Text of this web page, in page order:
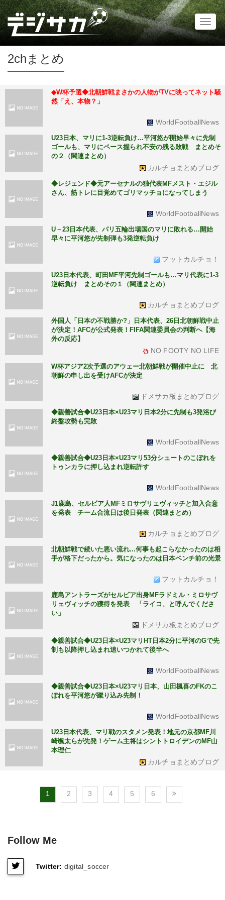
2chまとめ
◆W杯予選◆北朝鮮戦まさかの人物がTVに映ってネット騒
然「え、本物？」
WorldFootballNews
U23日本、マリに1-3逆転負け…平河悠が開始早々に先制
ゴールも、マリにペース握られ不安の残る敗戦 まとめそ
の２（関連まとめ）
カルチョまとめブログ
◆レジェンド◆元アーセナルの独代表MFメスト・エジル
さん、筋トレに目覚めてゴリマッチョになってしまう
WorldFootballNews
U－23日本代表、パリ五輪出場国のマリに敗れる…開始
早々に平河悠が先制弾も3発逆転負け
フットカルチョ！
U23日本代表、町田MF平河先制ゴールも…マリ代表に1-3
逆転負け まとめその１（関連まとめ）
カルチョまとめブログ
外国人「日本の不戦勝か?」日本代表、26日北朝鮮戦中止
が決定！AFCが公式発表！FIFA関連委員会の判断へ【海
外の反応】
NO FOOTY NO LIFE
W杯アジア2次予選のアウェー北朝鮮戦が開催中止に 北
朝鮮の申し出を受けAFCが決定
ドメサカ板まとめブログ
◆親善試合◆U23日本×U23マリ日本2分に先制も3発浴び
終盤攻勢も完敗
WorldFootballNews
◆親善試合◆U23日本×U23マリ53分シュートのこぼれを
トゥンカラに押し込まれ逆転許す
WorldFootballNews
J1鹿島、セルビア人MFミロサヴリェヴィッチと加入合意
を発表 チーム合流日は後日発表（関連まとめ）
カルチョまとめブログ
北朝鮮戦で続いた悪い流れ...何事も起こらなかったのは相
手が格下だったから。気になったのは日本ベンチ前の光景
フットカルチョ！
鹿島アントラーズがセルビア出身MFラドミル・ミロサヴ
リェヴィッチの獲得を発表 「ライコ、と呼んでくださ
い」
ドメサカ板まとめブログ
◆親善試合◆U23日本×U23マリHT日本2分に平河のGで先
制も以降押し込まれ追いつかれて後半へ
WorldFootballNews
◆親善試合◆U23日本×U23マリ日本、山田楓喜のFKのこ
ぼれを平河悠が蹴り込み先制！
WorldFootballNews
U23日本代表、マリ戦のスタメン発表！地元の京都MF川
崎颯太らが先発！ゲーム主将はシントトロイデンのMF山
本理仁
カルチョまとめブログ
1 2 3 4 5 6
Follow Me
Twitter: digital_soccer